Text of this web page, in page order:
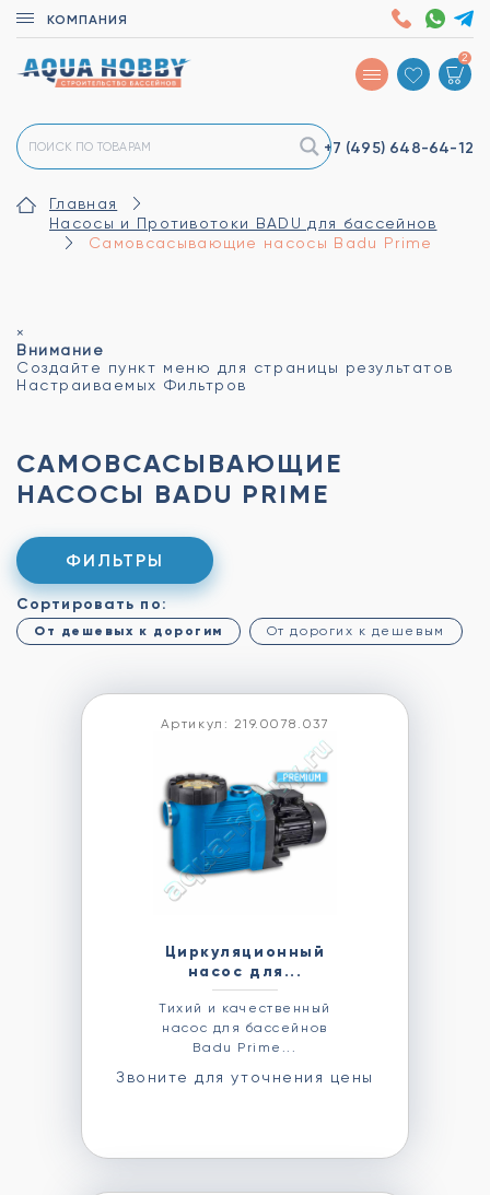
КОМПАНИЯ
+7 (495) 648-64-12
2
Главная
Насосы и Противотоки BADU для бассейнов
Самовсасывающие насосы Badu Prime
×
Внимание
Создайте пункт меню для страницы результатов
Настраиваемых Фильтров
САМОВСАСЫВАЮЩИЕ
НАСОСЫ BADU PRIME
ФИЛЬТРЫ
Сортировать по:
От дешевых к дорогим От дорогих к дешевым
Артикул: 219.0078.037
Циркуляционный
насос для...
Тихий и качественный
насос для бассейнов
Badu Prime...
Звоните для уточнения цены